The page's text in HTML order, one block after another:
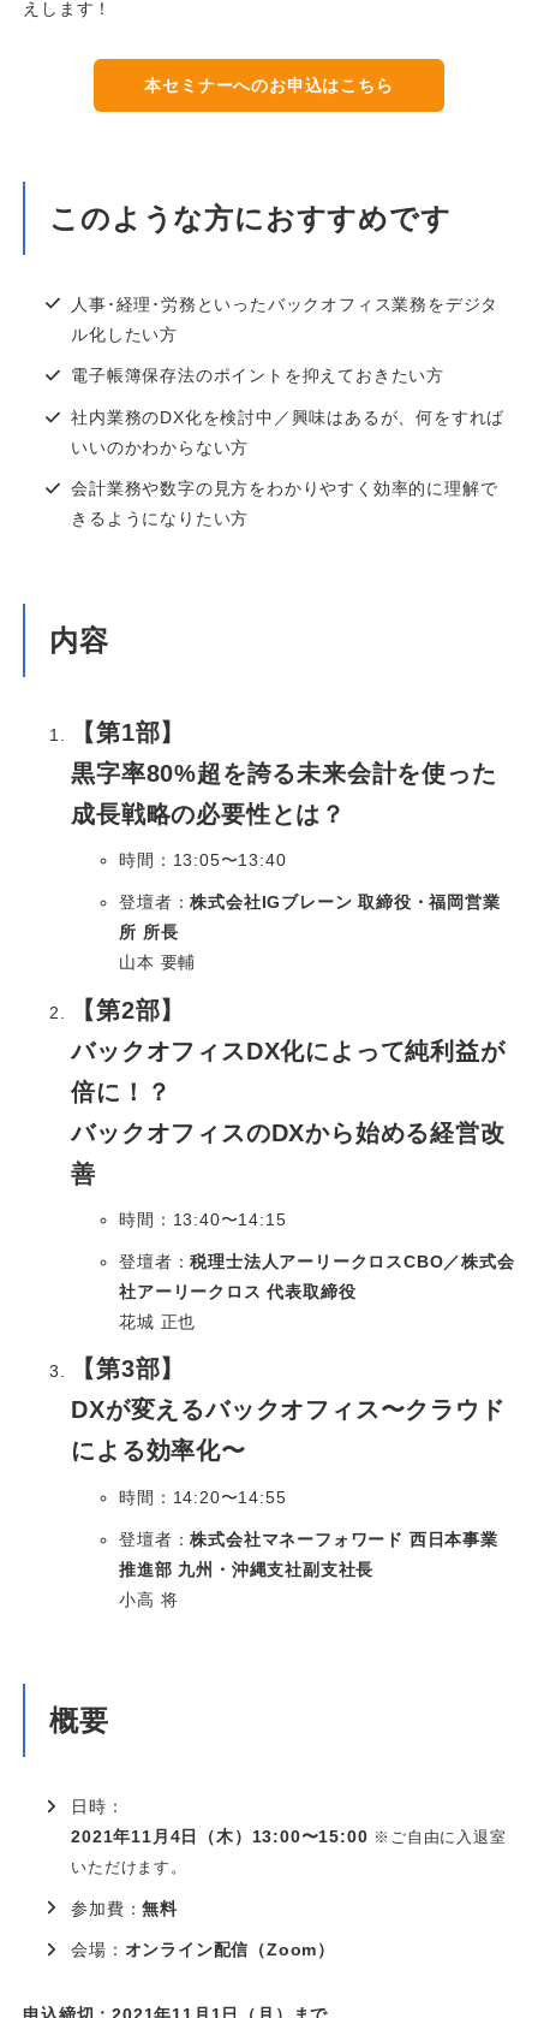
えします！
本セミナーへのお申込はこちら
このような方におすすめです
人事･経理･労務といったバックオフィス業務をデジタ
ル化したい方
電子帳簿保存法のポイントを抑えておきたい方
社内業務のDX化を検討中／興味はあるが、何をすれば
いいのかわからない方
会計業務や数字の見方をわかりやすく効率的に理解で
きるようになりたい方
内容
【第1部】
黒字率80%超を誇る未来会計を使った
成長戦略の必要性とは？
時間：13:05〜13:40
登壇者：株式会社IGブレーン 取締役・福岡営業
所 所長
山本 要輔
【第2部】
バックオフィスDX化によって純利益が
倍に！？
バックオフィスのDXから始める経営改
善
時間：13:40〜14:15
登壇者：税理士法人アーリークロスCBO／株式会
社アーリークロス 代表取締役
花城 正也
【第3部】
DXが変えるバックオフィス〜クラウド
による効率化〜
時間：14:20〜14:55
登壇者：株式会社マネーフォワード 西日本事業
推進部 九州・沖縄支社副支社長
小高 将
概要
日時：
2021年11月4日（木）13:00〜15:00 ※ご自由に入退室
いただけます。
参加費：無料
会場： オンライン配信（Zoom）